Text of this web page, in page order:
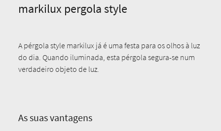
markilux pergola style
A pérgola style markilux já é uma festa para os olhos à luz
do dia. Quando iluminada, esta pérgola segura-se num
verdadeiro objeto de luz.
As suas vantagens